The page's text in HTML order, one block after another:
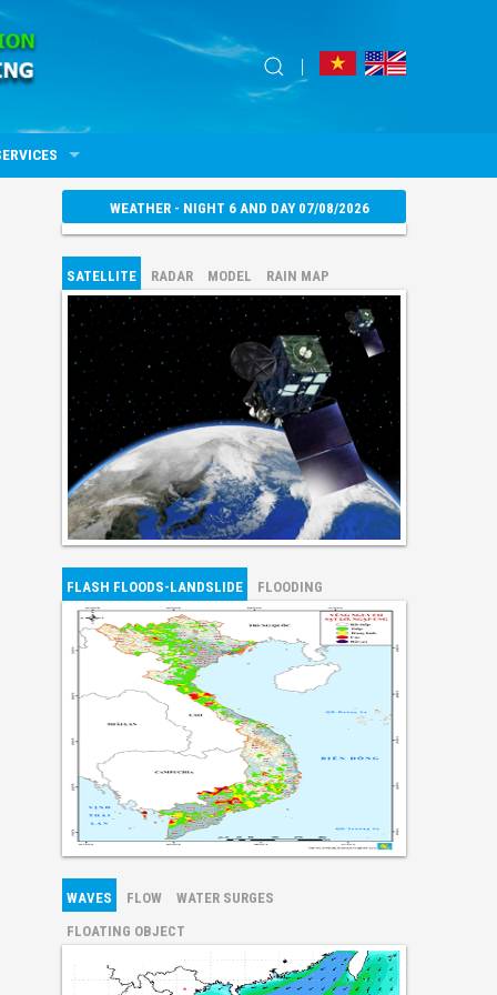
WEATHER - NIGHT 6 AND DAY 07/08/2026
SATELLITE RADAR MODEL RAIN MAP
FLASH FLOODS-LANDSLIDE FLOODING
WAVES FLOW
WATER SURGES
FLOATING OBJECT